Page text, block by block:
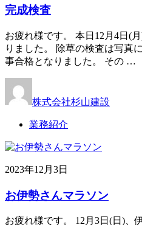
完成検査
お疲れ様です。 本日12月4日(
りました。 除草の検査は写真
事合格となりました。 その …
株式会社杉山建設
業務紹介
2023年12月3日
お伊勢さんマラソン
お疲れ様です。 12月3日(日)、